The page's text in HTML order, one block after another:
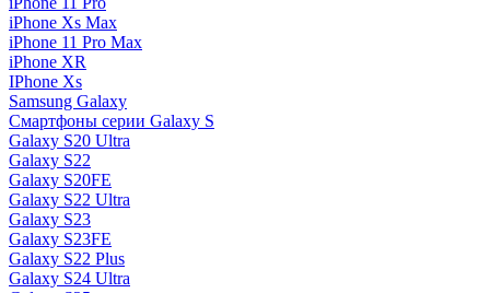
iPhone Xs Max
iPhone 11 Pro Max
iPhone XR
IPhone Xs
Samsung Galaxy
Смартфоны серии Galaxy S
Galaxy S20 Ultra
Galaxy S22
Galaxy S20FE
Galaxy S22 Ultra
Galaxy S23
Galaxy S23FE
Galaxy S22 Plus
Galaxy S24 Ultra